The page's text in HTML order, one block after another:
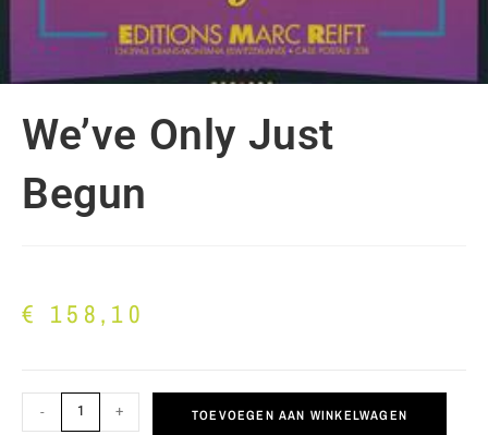
We’ve Only Just
Begun
€ 158,10
- + TOEVOEGEN AAN WINKELWAGEN